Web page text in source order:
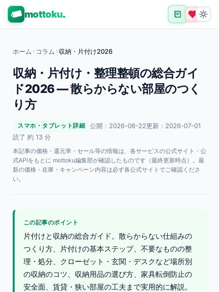
mottoku.
ホーム › コラム › 収納・片付け2026
収納・片付け・整理整頓の総合ガイ
ド2026 — 散らからない部屋のつく
り方
スマホ・タブレット詳細 公開：2026-06-22更新：2026-07-01
読了 約 13 分
本記事の価格・還元率・セール等の情報は、各サービスの公式サイト・公
式APIをもとに mottoku編集部が確認したものです（最終更新時点）。最
新の価格・在庫・キャンペーン内容は必ず各公式サイトでご確認くださ
い。
この記事のポイント
片付けと収納の総合ガイド。散らからない仕組みの
つくり方、片付けの基本ステップ、不要なものの整
理・処分、クローゼット・玄関・デスクなど場所別
の収納のコツ、収納用品の選び方、家具転倒防止の
安全面、賃貸・狭い部屋の工夫まで実用的に解説。